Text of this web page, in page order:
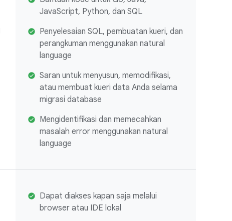
JavaScript, Python, dan SQL
Penyelesaian SQL, pembuatan kueri, dan
perangkuman menggunakan natural
language
Saran untuk menyusun, memodifikasi,
atau membuat kueri data Anda selama
migrasi database
Mengidentifikasi dan memecahkan
masalah error menggunakan natural
language
Dapat diakses kapan saja melalui
browser atau IDE lokal